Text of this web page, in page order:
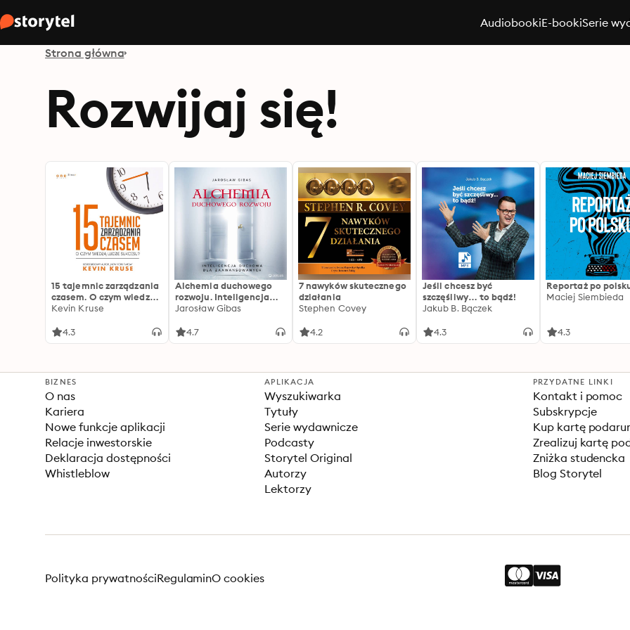
AudiobookiE-bookiSerie
Strona główna
Rozwijaj się!
15 tajemnic zarządzania
czasem. O czym wiedzą
ludzie sukcesu?
Kevin Kruse
4.3
Alchemia duchowego
rozwoju. Inteligencja
duchowa dla
Jarosław Gibas
4.7
7 nawyków skutecznego
działania
Stephen Covey
4.2
Jeśli chcesz być
szczęśliwy… to bądź!
Jakub B. Bączek
4.3
Reportaż po
Maciej Siembieda
4.3
BIZNES
O nas
Kariera
Nowe funkcje aplikacji
Relacje inwestorskie
Deklaracja dostępności
Whistleblow
APLIKACJA
Wyszukiwarka
Tytuły
Serie wydawnicze
Podcasty
Storytel Original
Autorzy
Lektorzy
PRZYDATNE LINKI
Kontakt i pomoc
Subskrypcje
Kup kartę
Zrealizuj kartę
Zniżka studencka
Blog Storytel
Polityka prywatnościRegulaminO cookies